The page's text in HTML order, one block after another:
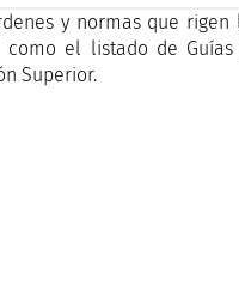
y normas que
el listado de
Superior.